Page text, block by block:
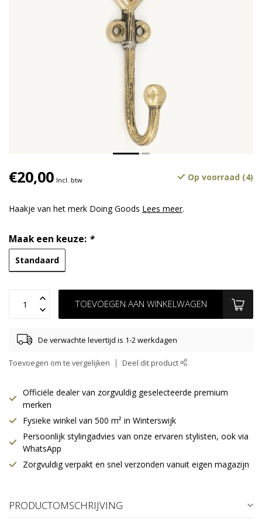
€20,00 Incl. btw Op voorraad (4)
Haakje van het merk Doing Goods Lees meer.
Maak een keuze: *
Standaard
TOEVOEGEN AAN WINKELWAGEN
De verwachte levertijd is 1-2 werkdagen
Toevoegen om te vergelijken Deel dit product
Officiële dealer van zorgvuldig geselecteerde premium
merken
Fysieke winkel van 500 m² in Winterswijk
Persoonlijk stylingadvies van onze ervaren stylisten, ook via
WhatsApp
Zorgvuldig verpakt en snel verzonden vanuit eigen magazijn
PRODUCTOMSCHRIJVING